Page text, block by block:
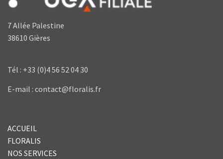
7 Allée Palestine
38610 Gières
Tél : +33 (0)4 56 52 04 30
E-mail : contact@floralis.fr
ACCUEIL
FLORALIS
NOS SERVICES